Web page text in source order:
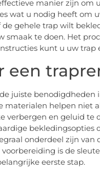
manier zijn om
wat u nodig heeft om
gehele trap wilt
smaak te doen. Het
kunt u uw trap
een
juiste benodigdheden
materialen helpen niet
verbergen en geluid te
bekledingsopties
onderdeel zijn van
is de
eerste stap.